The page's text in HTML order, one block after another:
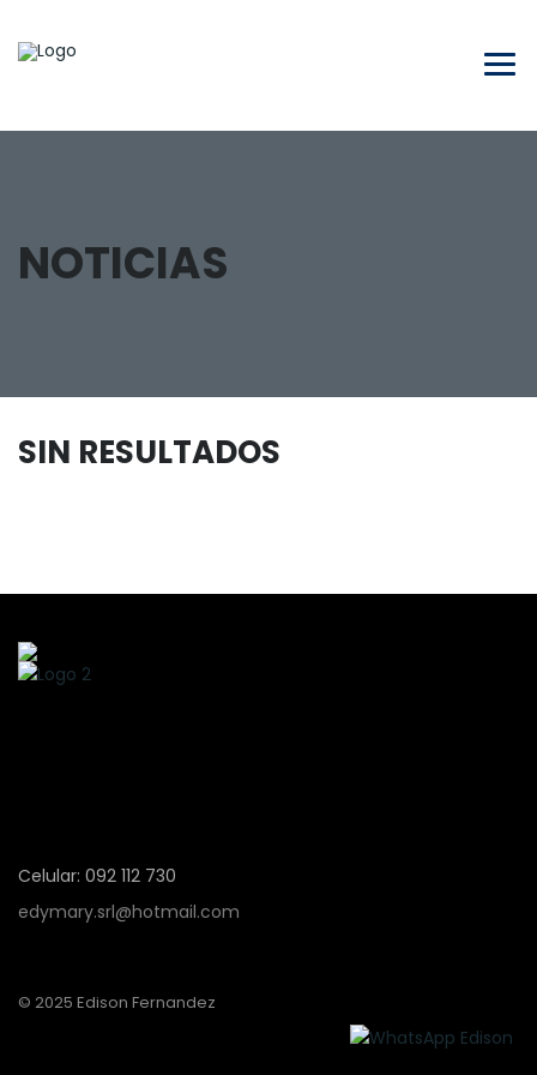
NOTICIAS
SIN RESULTADOS
Celular: 092 112 730
edymary.srl@hotmail.com
© 2025 Edison Fernandez